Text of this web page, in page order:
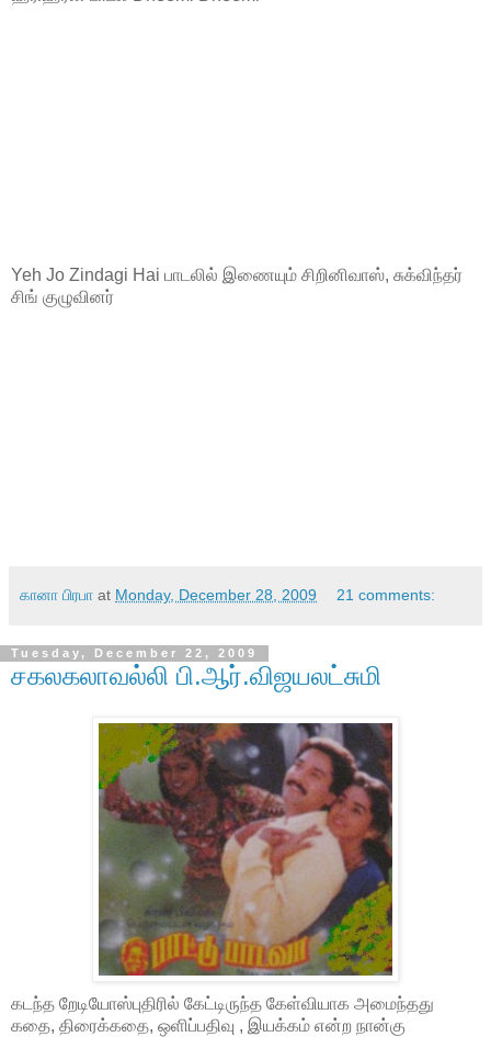
Yeh Jo Zindagi Hai பாடலில் இணையும் சிறினிவாஸ், சுக்விந்தர்
சிங் குழுவினர்
கானா பிரபா at Monday, December 28, 2009 21 comments:
Tuesday, December 22, 2009
சகலகலாவல்லி பி.ஆர்.விஜயலட்சுமி
கடந்த றேடியோஸ்புதிரில் கேட்டிருந்த கேள்வியாக அமைந்தது
கதை, திரைக்கதை, ஒளிப்பதிவு , இயக்கம் என்ற நான்கு